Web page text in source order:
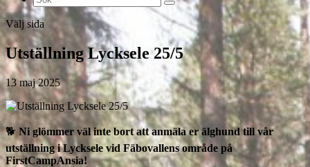
Välj sida
Utställning Lycksele 25/5
13 maj 2025
🐕 Ni glömmer väl inte bort att anmäla er älghund till vår
utställning i Lycksele vid Fäbovallens område på
FirstCampAnsia!